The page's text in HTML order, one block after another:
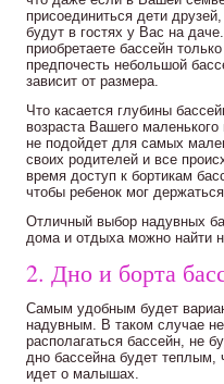
присоединиться дети
будут в гостях у Вас на
приобретаете бассейн
предпочесть небольшой
зависит от размера.
Что касается глубины
возраста Вашего
не подойдет для самых
своих родителей и все
время доступ к бортикам
чтобы ребенок мог
Отличный выбор надувных
дома и отдыха можно найти
2. Дно и борта
Самым удобным будет
надувным. В таком случае
располагаться бассейн, не
дно бассейна будет теплым,
идет о малышах.